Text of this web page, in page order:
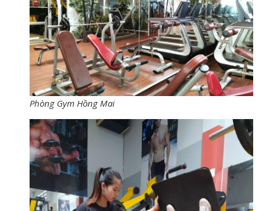
Phòng Gym Hồng Mai